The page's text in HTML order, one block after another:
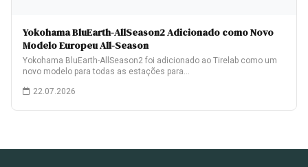
Yokohama BluEarth-AllSeason2 Adicionado como Novo
Modelo Europeu All-Season
Yokohama BluEarth-AllSeason2 foi adicionado ao Tirelab como um
novo modelo para todas as estações para…
22.07.2026